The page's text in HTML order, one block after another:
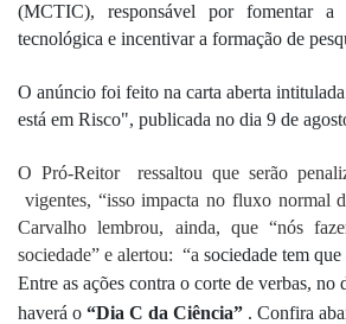
(MCTIC), responsável por fomentar a
tecnológica e incentivar a formação de
O anúncio foi feito na carta aberta
está em Risco", publicada no dia 9 de
O Pró-Reitor  ressaltou que serão
vigentes, “isso impacta no fluxo normal
Carvalho lembrou, ainda, que “nós
sociedade” e alertou:  “a sociedade tem que
Entre as ações contra o corte de verbas, no
haverá o “Dia C da Ciência” . Confira